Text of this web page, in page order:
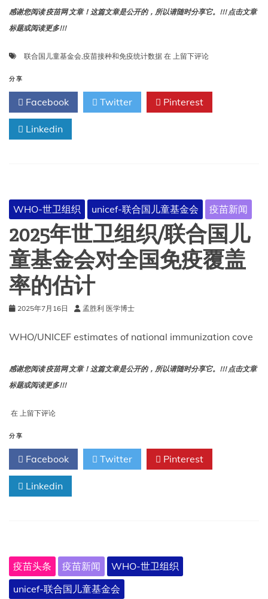
感谢您阅读 疫苗网 文章！这篇文章是公开的，所以请随时分享它。!!! 点击文章
标题或阅读更多!!!
联合国儿童基金会,疫苗接种和免疫统计数据 在 疫
种
和
免
联
合
国
儿
童
基
金
上留下评论
分享
Facebook Twitter Pinterest
Linkedin
WHO-世卫组织 unicef-联合国儿童基金会 疫苗新闻
2025年世卫组织/联合国儿
童基金会对全国免疫覆盖
率的估计
2025年7月16日 孟胜利 医学博士
WHO/UNICEF estimates of national immunization cove
感谢您阅读 疫苗网 文章！这篇文章是公开的，所以请随时分享它。!!! 点击文章
标题或阅读更多!!!
在 2025
世
卫
组
织/
联
合
金
会
对
全
上留下评论
分享
Facebook Twitter Pinterest
Linkedin
疫苗头条 疫苗新闻
WHO-世卫组织
unicef-联合国儿童基金会